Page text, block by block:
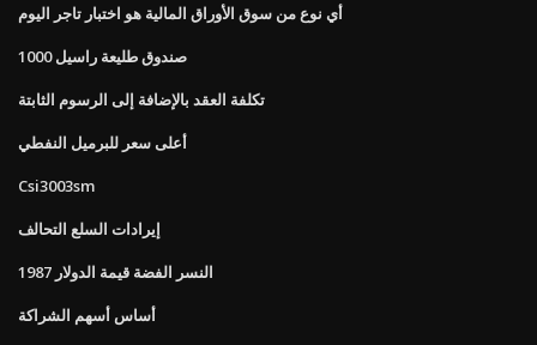
أي نوع من سوق الأوراق المالية هو اختبار تاجر اليوم
صندوق طليعة راسيل 1000
تكلفة العقد بالإضافة إلى الرسوم الثابتة
أعلى سعر للبرميل النفطي
Csi3003sm
إيرادات السلع التحالف
1987 النسر الفضة قيمة الدولار
أساس أسهم الشراكة